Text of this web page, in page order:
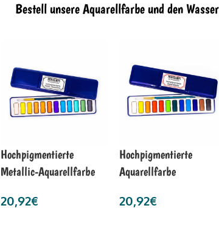
Bestell unsere Aquarellfarbe und den
Hochpigmentierte
Metallic-Aquarellfarbe
20,92€
Hochpigmentierte
Aquarellfarbe
20,92€